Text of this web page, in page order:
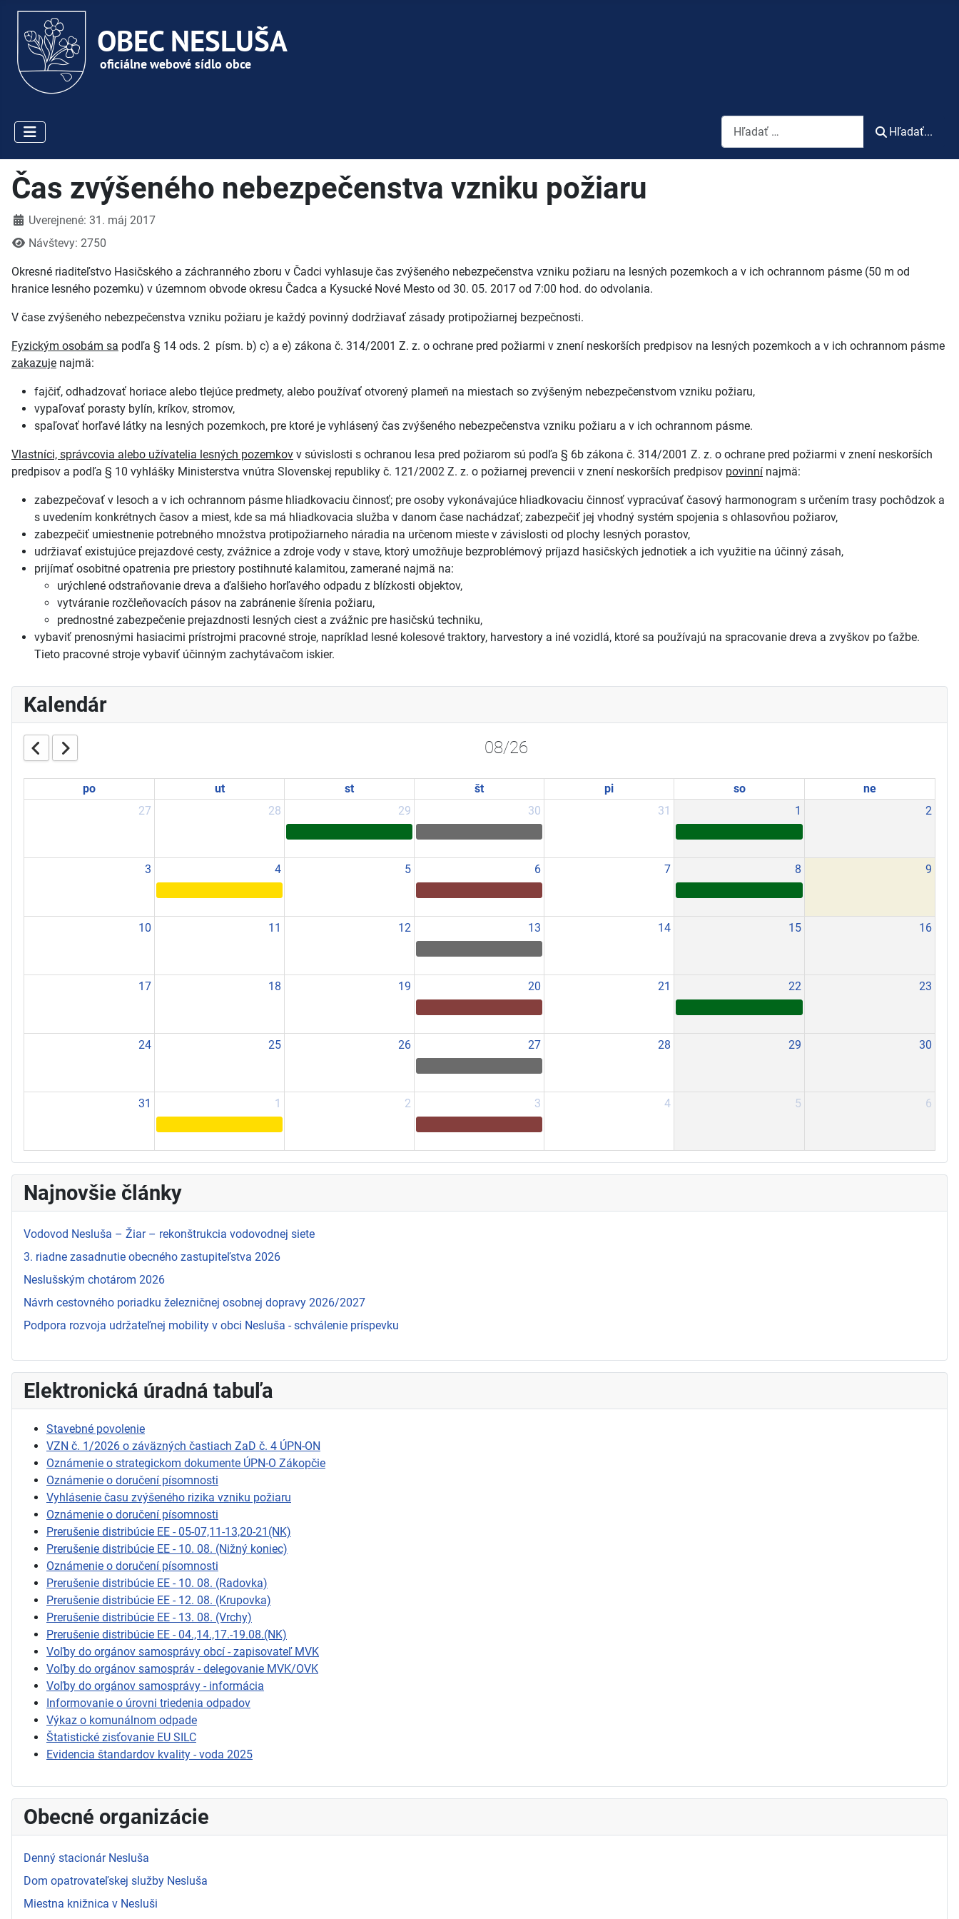
Vyhľadávanie
Hľadať...
Čas zvýšeného nebezpečenstva vzniku požiaru
DetailyUverejnené: 31. máj 2017
Návštevy: 2750
Okresné riaditeľstvo Hasičského a záchranného zboru v Čadci vyhlasuje čas zvýšeného nebezpečenstva vzniku požiaru na lesných pozemkoch a v ich ochrannom pásme (50 m od
hranice lesného pozemku) v územnom obvode okresu Čadca a Kysucké Nové Mesto od 30. 05. 2017 od 7:00 hod. do odvolania.
V čase zvýšeného nebezpečenstva vzniku požiaru je každý povinný dodržiavať zásady protipožiarnej bezpečnosti.
Fyzickým osobám sa podľa § 14 ods. 2 písm. b) c) a e) zákona č. 314/2001 Z. z. o ochrane pred požiarmi v znení neskorších predpisov na lesných pozemkoch a v ich ochrannom pásme
zakazuje najmä:
fajčiť, odhadzovať horiace alebo tlejúce predmety, alebo používať otvorený plameň na miestach so zvýšeným nebezpečenstvom vzniku požiaru,
vypaľovať porasty bylín, kríkov, stromov,
spaľovať horľavé látky na lesných pozemkoch, pre ktoré je vyhlásený čas zvýšeného nebezpečenstva vzniku požiaru a v ich ochrannom pásme.
Vlastníci, správcovia alebo užívatelia lesných pozemkov v súvislosti s ochranou lesa pred požiarom sú podľa § 6b zákona č. 314/2001 Z. z. o ochrane pred požiarmi v znení neskorších
predpisov a podľa § 10 vyhlášky Ministerstva vnútra Slovenskej republiky č. 121/2002 Z. z. o požiarnej prevencii v znení neskorších predpisov povinní najmä:
zabezpečovať v lesoch a v ich ochrannom pásme hliadkovaciu činnosť; pre osoby vykonávajúce hliadkovaciu činnosť vypracúvať časový harmonogram s určením trasy pochôdzok a
s uvedením konkrétnych časov a miest, kde sa má hliadkovacia služba v danom čase nachádzať; zabezpečiť jej vhodný systém spojenia s ohlasovňou požiarov,
zabezpečiť umiestnenie potrebného množstva protipožiarneho náradia na určenom mieste v závislosti od plochy lesných porastov,
udržiavať existujúce prejazdové cesty, zvážnice a zdroje vody v stave, ktorý umožňuje bezproblémový príjazd hasičských jednotiek a ich využitie na účinný zásah,
prijímať osobitné opatrenia pre priestory postihnuté kalamitou, zamerané najmä na:
urýchlené odstraňovanie dreva a ďalšieho horľavého odpadu z blízkosti objektov,
vytváranie rozčleňovacích pásov na zabránenie šírenia požiaru,
prednostné zabezpečenie prejazdnosti lesných ciest a zvážnic pre hasičskú techniku,
vybaviť prenosnými hasiacimi prístrojmi pracovné stroje, napríklad lesné kolesové traktory, harvestory a iné vozidlá, ktoré sa používajú na spracovanie dreva a zvyškov po ťažbe.
Tieto pracovné stroje vybaviť účinným zachytávačom iskier.
Kalendár
08/26
po ut st št pi so
ne
27
28 29 30 31 1 2
3 4 5 6 7 8 9
10 11 12 13 14 15 16
17 18 19 20 21 22 23
24 25 26 27 28 29 30
31 1 2 3 4 5 6
Najnovšie články
Vodovod Nesluša – Žiar – rekonštrukcia vodovodnej siete
3. riadne zasadnutie obecného zastupiteľstva 2026
Neslušským chotárom 2026
Návrh cestovného poriadku železničnej osobnej dopravy 2026/2027
Podpora rozvoja udržateľnej mobility v obci Nesluša - schválenie príspevku
Elektronická úradná tabuľa
Stavebné povolenie
VZN č. 1/2026 o záväzných častiach ZaD č. 4 ÚPN-ON
Oznámenie o strategickom dokumente ÚPN-O Zákopčie
Oznámenie o doručení písomnosti
Vyhlásenie času zvýšeného rizika vzniku požiaru
Oznámenie o doručení písomnosti
Prerušenie distribúcie EE - 05-07,11-13,20-21(NK)
Prerušenie distribúcie EE - 10. 08. (Nižný koniec)
Oznámenie o doručení písomnosti
Prerušenie distribúcie EE - 10. 08. (Radovka)
Prerušenie distribúcie EE - 12. 08. (Krupovka)
Prerušenie distribúcie EE - 13. 08. (Vrchy)
Prerušenie distribúcie EE - 04.,14.,17.-19.08.(NK)
Voľby do orgánov samosprávy obcí - zapisovateľ MVK
Voľby do orgánov samospráv - delegovanie MVK/OVK
Voľby do orgánov samosprávy - informácia
Informovanie o úrovni triedenia odpadov
Výkaz o komunálnom odpade
Štatistické zisťovanie EU SILC
Evidencia štandardov kvality - voda 2025
Obecné organizácie
Denný stacionár Nesluša
Dom opatrovateľskej služby Nesluša
Miestna knižnica v Nesluši